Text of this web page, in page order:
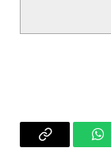
واتساب Copy